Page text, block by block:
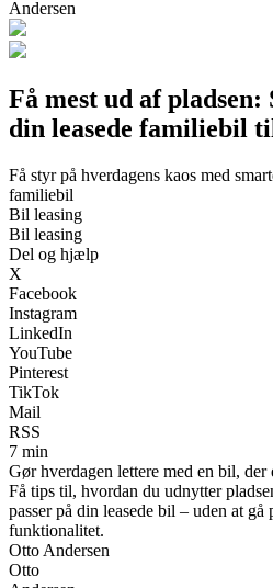
Andersen
Få mest ud af
din leasede familiebil
Få styr på hverdagens kaos med
familiebil
Bil leasing
Bil leasing
Del og hjælp
X
Facebook
Instagram
LinkedIn
YouTube
Pinterest
TikTok
Mail
RSS
7 min
Gør hverdagen lettere med en bil,
Få tips til, hvordan du udnytter
passer på din leasede bil – uden at
funktionalitet.
Otto Andersen
Otto